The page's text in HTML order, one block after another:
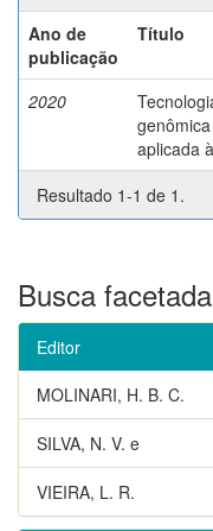
Ano de
publicação
Título
2020
aplicada
Resultado 1-1 de 1.
Busca facetada
Editor
MOLINARI, H. B. C.
SILVA, N. V. e
VIEIRA, L. R.